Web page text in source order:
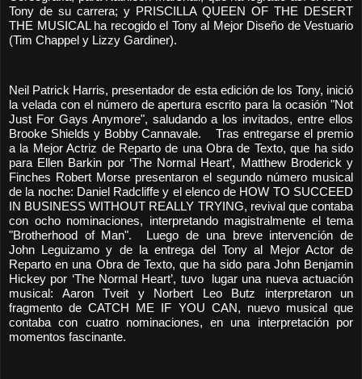
Tony de su carrera; y PRISCILLA QUEEN OF THE DESERT
THE MUSICAL ha recogido el Tony al Mejor Diseño de Vestuario
(Tim Chappel y Lizzy Gardiner).
Neil Patrick Harris, presentador de esta edición de los Tony, inició
la velada con el número de apertura escrito para la ocasión "Not
Just For Gays Anymore", saludando a los invitados, entre ellos
Brooke Shields y Bobby Cannavale. Tras entregarse el premio
a la Mejor Actriz de Reparto de una Obra de Texto, que ha sido
para Ellen Barkin por ‘The Normal Heart’, Matthew Broderick y
Finches Robert Morse presentaron el segundo número musical
de la noche: Daniel Radcliffe y el elenco de HOW TO SUCCEED
IN BUSINESS WITHOUT REALLY TRYING, revival que contaba
con ocho nominaciones, interpretando magistralmente el tema
"Brotherhood of Man". Luego de una breve intervención de
John Leguizamo y de la entrega del Tony al Mejor Actor de
Reparto en una Obra de Texto, que ha sido para John Benjamin
Hickey por ‘The Normal Heart’, tuvo lugar una nueva actuación
musical: Aaron Tveit y Norbert Leo Butz interpretaron un
fragmento de CATCH ME IF YOU CAN, nuevo musical que
contaba con cuatro nominaciones, en una interpretación por
momentos fascinante.